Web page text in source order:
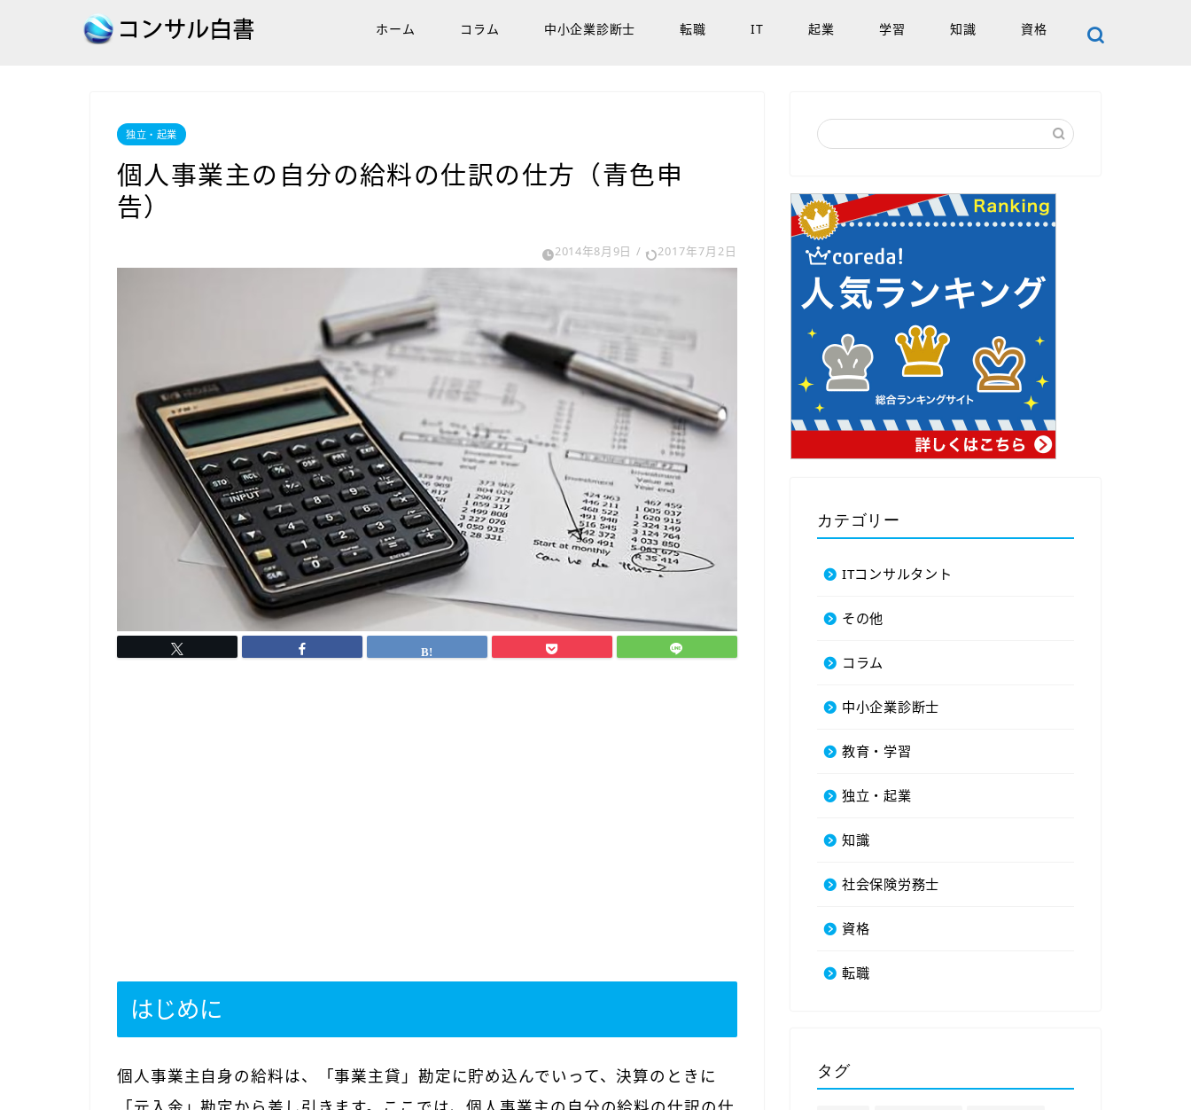
ホーム コラム 中小企業診断士 転職 IT 起業 学習 知識 資格
独立・起業
個人事業主の自分の給料の仕訳の仕方（青色申
告）
2014年8月9日 / 2017年7月2日
はじめに
個人事業主自身の給料は、
「事業主貸」勘定に貯め込んでいって、決算のときに
カテゴリー
ITコンサルタント
その他
コラム
中小企業診断士
教育・学習
独立・起業
知識
社会保険労務士
資格
転職
タグ